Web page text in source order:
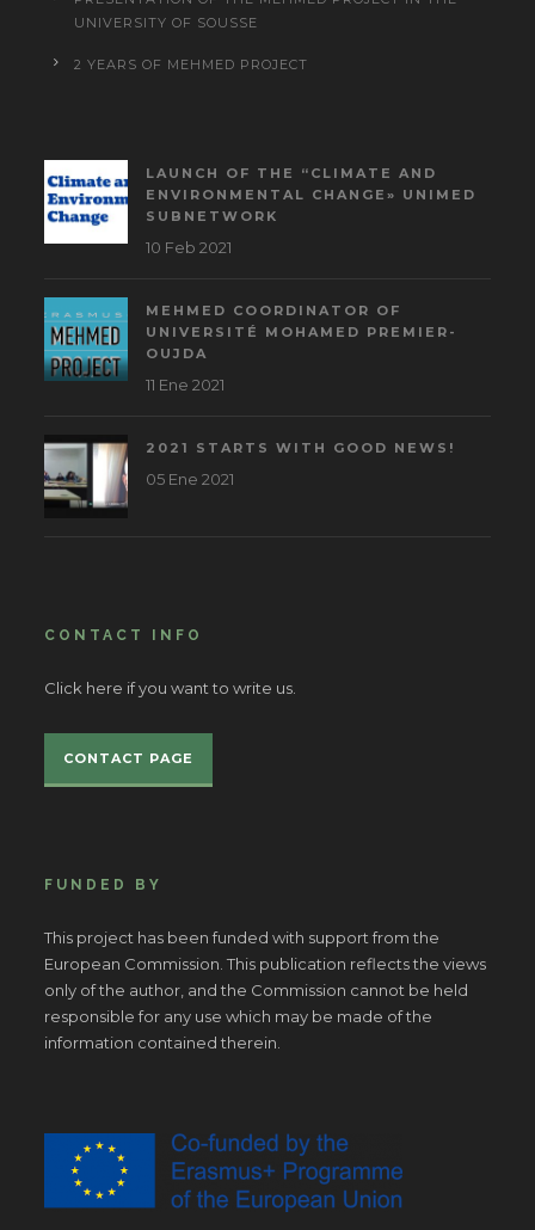
UNIVERSITY OF SOUSSE
2 YEARS OF MEHMED PROJECT
LAUNCH OF THE “CLIMATE AND
ENVIRONMENTAL CHANGE» UNIMED
SUBNETWORK
10 Feb 2021
MEHMED COORDINATOR OF
UNIVERSITÉ MOHAMED PREMIER-
OUJDA
11 Ene 2021
2021 STARTS WITH GOOD NEWS!
05 Ene 2021
CONTACT INFO
Click here if you want to write us.
CONTACT PAGE
FUNDED BY
This project has been funded with support from the
European Commission. This publication reflects the views
only of the author, and the Commission cannot be held
responsible for any use which may be made of the
information contained therein.